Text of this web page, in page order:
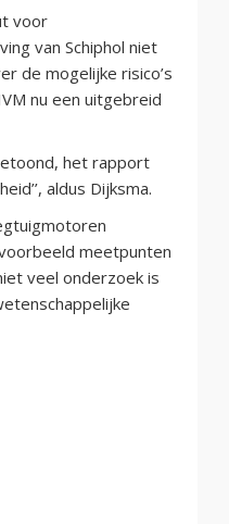
voor
van Schiphol niet
de mogelijke risico’s
nu een uitgebreid
het rapport
aldus Dijksma.
meetpunten
veel onderzoek is